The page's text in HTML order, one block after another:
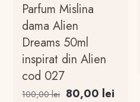
Parfum Mislina
dama Alien
Dreams 50ml
inspirat din Alien
cod 027
100,00lei Prețul
80,00 lei